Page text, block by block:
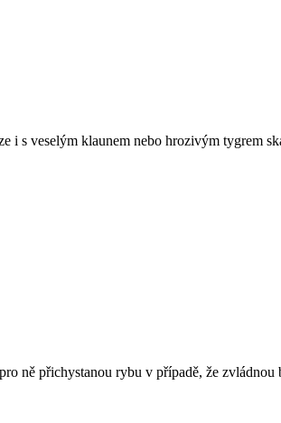
s veselým klaunem nebo hrozivým tygrem
ně přichystanou rybu v případě, že